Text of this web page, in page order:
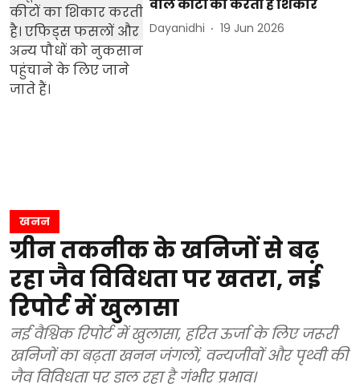
वाले कीटों का करती है शिकार
Dayanidhi 19 Jun 2026
खनन
ग्रीन तकनीक के खनिजों से बढ़
रहा जैव विविधता पर खतरा, नई
रिपोर्ट में खुलासा
नई वैश्विक रिपोर्ट में खुलासा, हरित ऊर्जा के लिए जरूरी
खनिजों का बढ़ता खनन जंगलों, वन्यजीवों और पृथ्वी की
जैव विविधता पर डाल रहा है गंभीर प्रभाव।